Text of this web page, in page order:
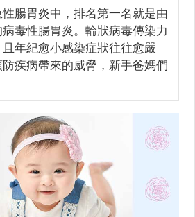
腸胃炎中，排名第一名就是由
毒性腸胃炎。輪狀病毒傳染力
年紀愈小感染症狀往往愈嚴
疾病帶來的威脅，新手爸媽們